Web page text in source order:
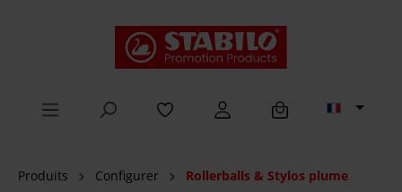
Produits Configurer Rollerballs & Stylos plume